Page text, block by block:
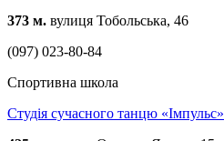
373 м. вулиця Тобольська, 46
(097) 023-80-84
Спортивна школа
Студія сучасного танцю «Імпульс»